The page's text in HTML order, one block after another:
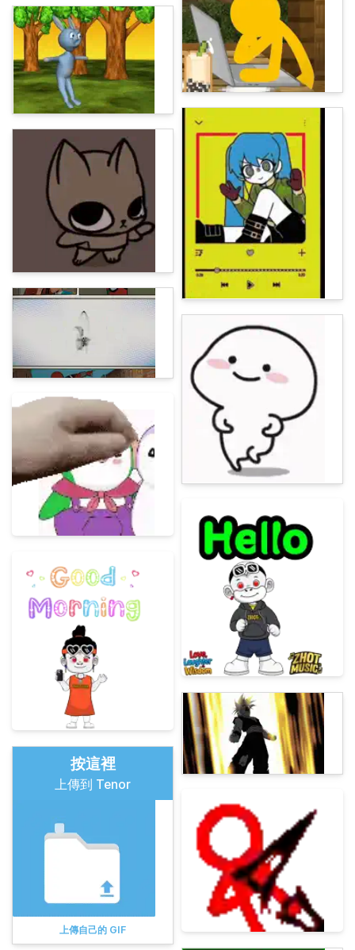
按這裡
上傳到 Tenor
上傳自己的 GIF